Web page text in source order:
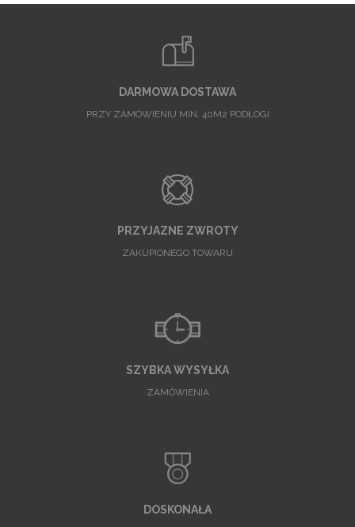
DARMOWA DOSTAWA
PRZY ZAMÓWIENIU MIN. 40M2 PODŁOGI
PRZYJAZNE ZWROTY
ZAKUPIONEGO TOWARU
SZYBKA WYSYŁKA
ZAMÓWIENIA
DOSKONAŁA